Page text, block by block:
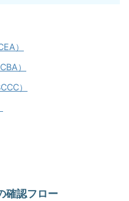
）
）
）
確認フロー